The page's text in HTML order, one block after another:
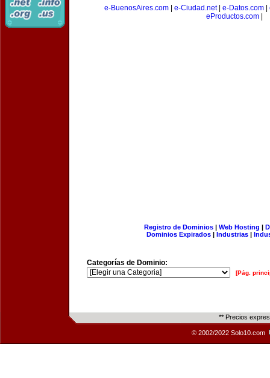
e-BuenosAires.com| e-Ciudad.net| e-Datos.com|
eProductos.com
Registro de Dominios| Web Hosting |
Dominios Expirados | Industrias |
Categorías de Dominio:
[Pág.
** Precios
© 2002/2022 Solo10.com